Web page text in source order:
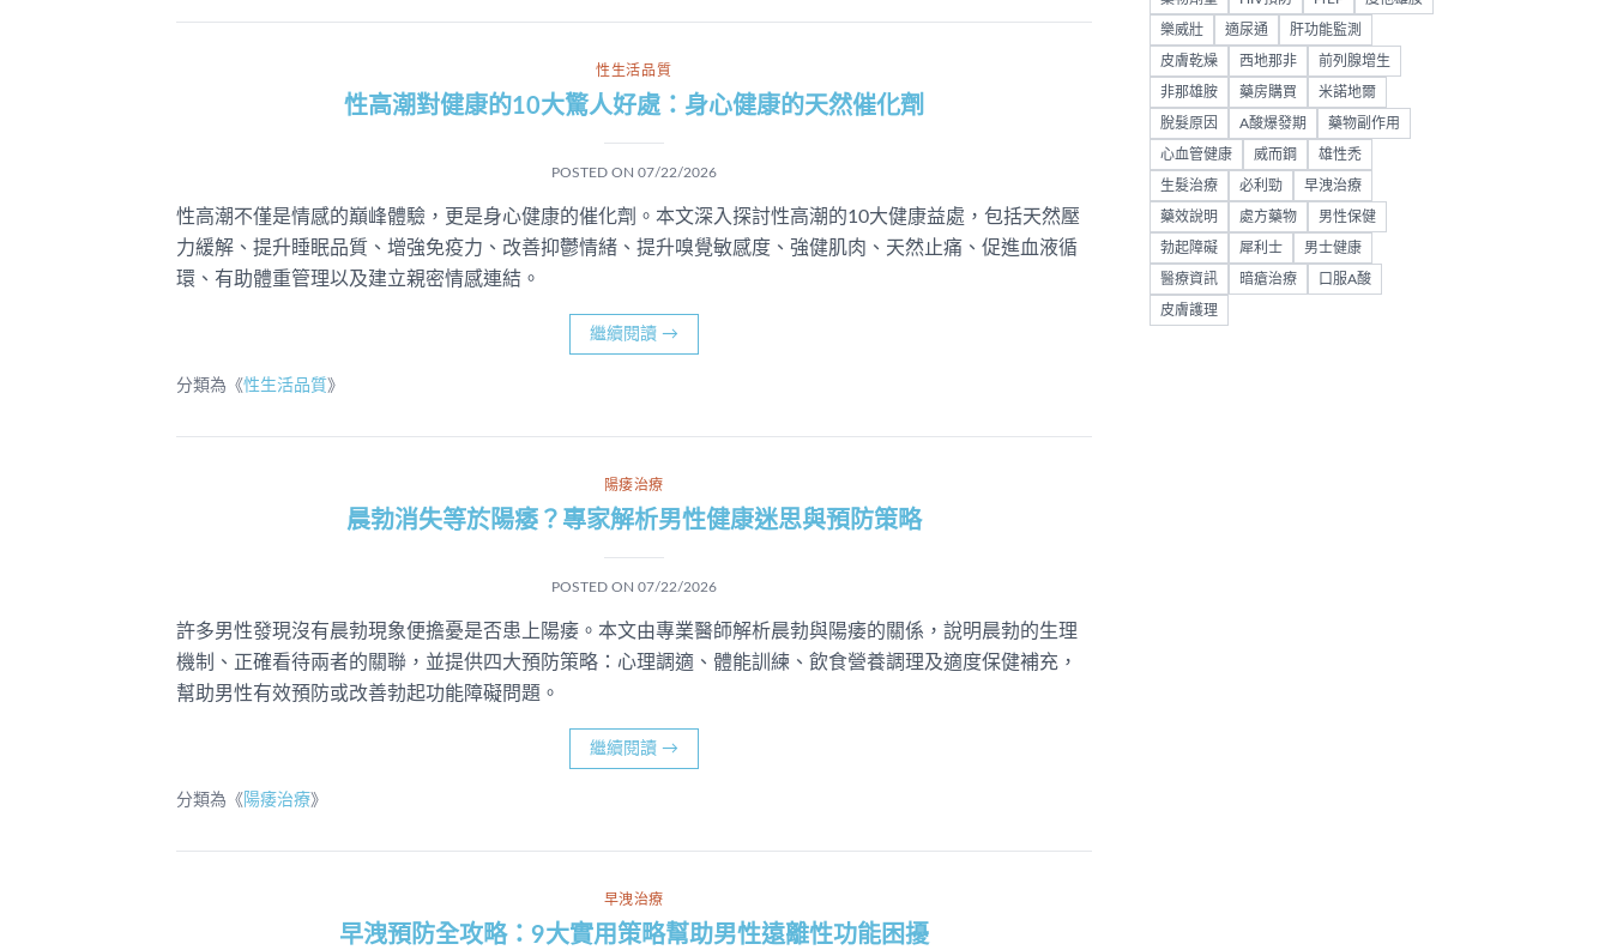
性生活品質
性高潮對健康的10大驚人好處：身心健康的天然催化劑
POSTED ON 07/22/2026
性高潮不僅是情感的巔峰體驗，更是身心健康的催化劑。本文深入探討性高潮的10大健康益處，包括天然壓
力緩解、提升睡眠品質、增強免疫力、改善抑鬱情緒、提升嗅覺敏感度、強健肌肉、天然止痛、促進血液循
環、有助體重管理以及建立親密情感連結。
繼續閱讀 →
分類為《性生活品質 》
陽痿治療
晨勃消失等於陽痿？專家解析男性健康迷思與預防策略
POSTED ON 07/22/2026
許多男性發現沒有晨勃現象便擔憂是否患上陽痿。本文由專業醫師解析晨勃與陽痿的關係，說明晨勃的生理
機制、正確看待兩者的關聯，並提供四大預防策略：心理調適、體能訓練、飲食營養調理及適度保健補充，
幫助男性有效預防或改善勃起功能障礙問題。
繼續閱讀 →
分類為《 陽痿治療》
早洩治療
早洩預防全攻略：9大實用策略幫助男性遠離性功能困擾
樂威壯 適尿通 肝功能監測
皮膚乾燥 西地那非 前列腺增生
非那雄胺 藥房購買 米諾地爾
脫髮原因 A酸爆發期 藥物副作用
心血管健康 威而鋼 雄性禿
生髮治療 必利勁 早洩治療
藥效說明 處方藥物 男性保健
勃起障礙 犀利士 男士健康
醫療資訊 暗瘡治療 口服A酸
皮膚護理